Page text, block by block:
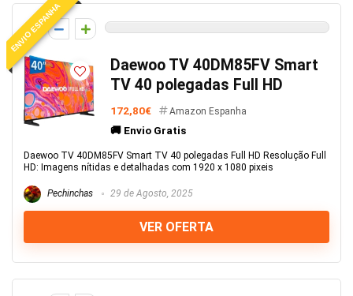
ENVIO ESPANHA
0
Daewoo TV 40DM85FV Smart
TV 40 polegadas Full HD
172,80€ Amazon Espanha
🚚 Envio Gratis
Daewoo TV 40DM85FV Smart TV 40 polegadas Full HD Resolução Full
HD: Imagens nítidas e detalhadas com 1920 x 1080 pixeis
Pechinchas 29 de Agosto, 2025
VER OFERTA